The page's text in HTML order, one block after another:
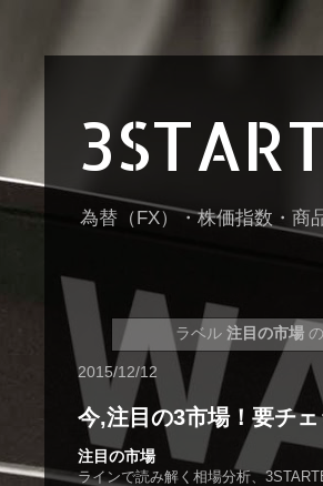
為替（FX）・株価指数・商
ラベル注目の市場
2015/12/12
今,注目の3市場！要チ
注目の市場
ラインで読み解く相場分析、